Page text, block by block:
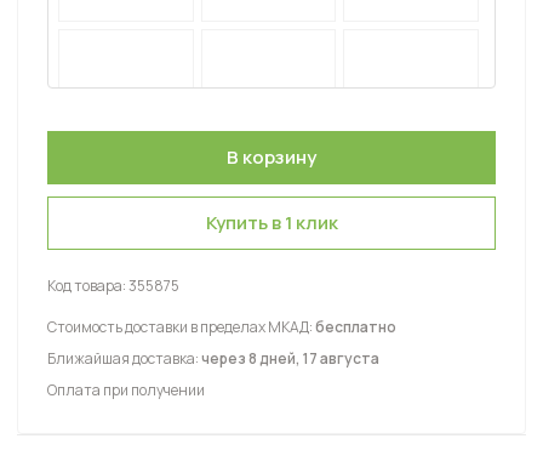
Купить в 1 клик
Код товара:355875
Стоимость доставки в пределах МКАД:бесплатно
Ближайшая доставка:через 8 дней, 17 августа
Оплата при получении